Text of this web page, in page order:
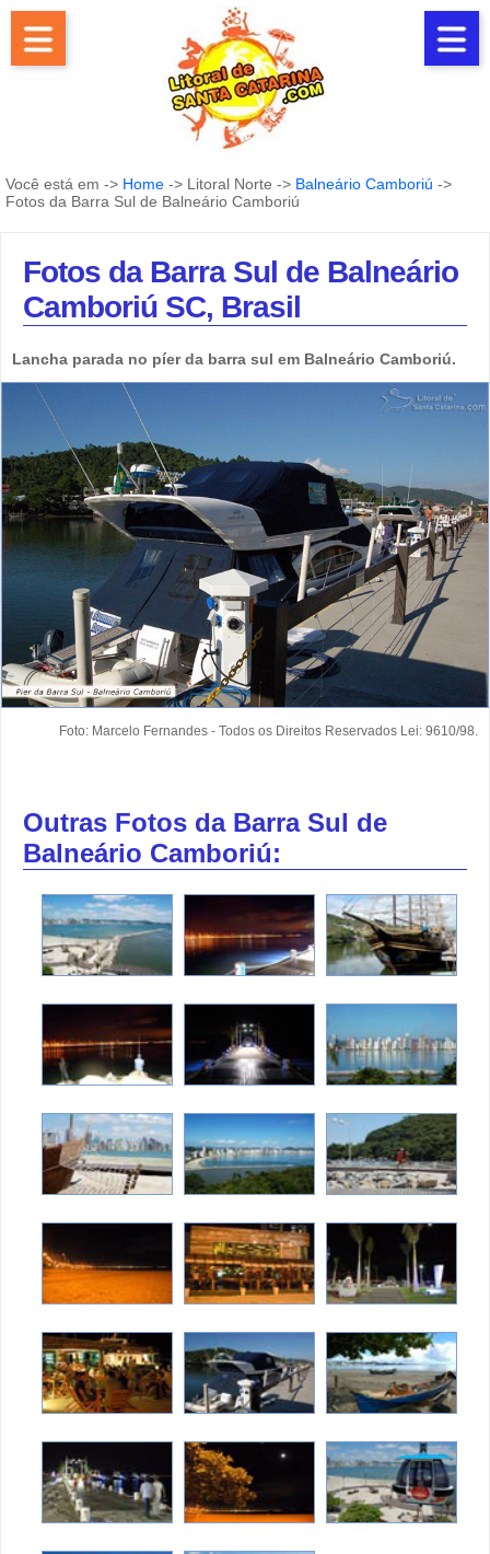
Você está em -> Home -> Litoral Norte -> Balneário Camboriú ->
Fotos da Barra Sul de Balneário Camboriú
Fotos da Barra Sul de Balneário
Camboriú SC, Brasil
Lancha parada no píer da barra sul em Balneário Camboriú.
Foto: Marcelo Fernandes - Todos os Direitos Reservados Lei: 9610/98.
Outras Fotos da Barra Sul de
Balneário Camboriú: